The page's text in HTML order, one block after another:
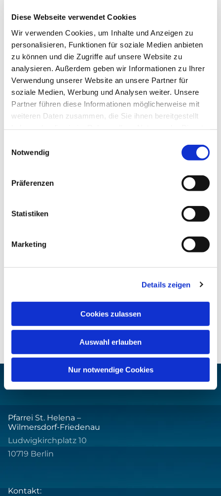
Diese Webseite verwendet Cookies
Wir verwenden Cookies, um Inhalte und Anzeigen zu
personalisieren, Funktionen für soziale Medien anbieten
zu können und die Zugriffe auf unsere Website zu
analysieren. Außerdem geben wir Informationen zu Ihrer
Verwendung unserer Website an unsere Partner für
soziale Medien, Werbung und Analysen weiter. Unsere
Partner führen diese Informationen möglicherweise mit
weiteren Daten zusammen, die Sie ihnen bereitgestellt
Notwendig
Präferenzen
Statistiken
Marketing
Details zeigen
Cookies zulassen
Auswahl erlauben
Nur notwendige Cookies
Dies könnte Sie auch
interessieren
Pfarrei St. Helena –
Wilmersdorf-Friedenau
Ludwigkirchplatz 10
10719 Berlin
Kontakt: